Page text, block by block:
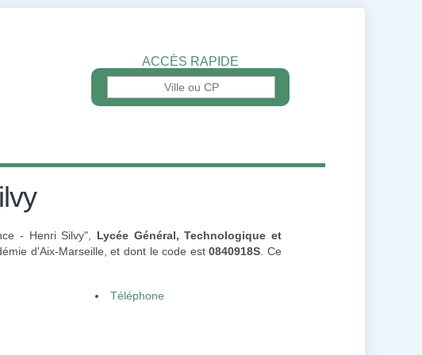
ACCÈS RAPIDE
- Henri Silvy", Lycée Général, Technologique et
d'Aix-Marseille, et dont le code est0840918S . Ce
Téléphone